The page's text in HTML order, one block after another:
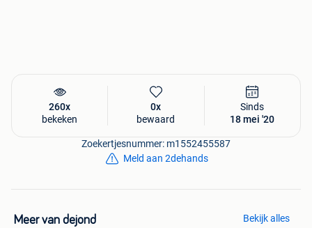
260x
bekeken
0x
bewaard
Sinds
18 mei '20
Zoekertjesnummer: m1552455587
Meld aan 2dehands
Meer van dejond Bekijk alles